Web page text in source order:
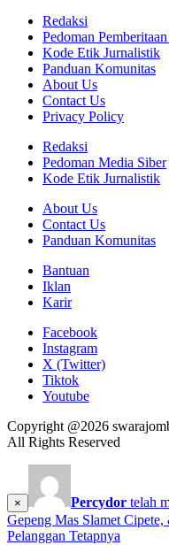
Redaksi
Pedoman
Kode Etik Jurnalistik
Panduan Komunitas
About Us
Contact Us
Privacy Policy
Redaksi
Pedoman Media Siber
Kode Etik Jurnalistik
About Us
Contact Us
Panduan Komunitas
Bantuan
Iklan
Karir
Facebook
Instagram
X (Twitter)
Tiktok
Youtube
Copyright @2026
All Rights Reserved
× Percydor telah
Gepeng Mas Slamet
Pelanggan Tetapnya